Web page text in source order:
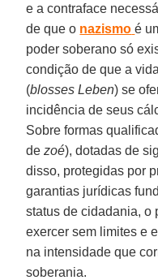
e a contraface
de que o nazismo é
poder soberano só
condição de que a
(blosses Leben) se
incidência de seus
Sobre formas
dezoé), dotadas de
disso, protegidas por
garantias jurídicas
status de cidadania, o
exercer sem limites e
na intensidade que
soberania.